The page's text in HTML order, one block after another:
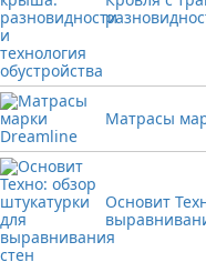
Матрасы
Основит